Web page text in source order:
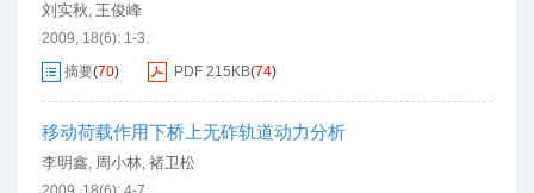
刘实秋, 王俊峰
2009, 18(6): 1-3.
摘要(70) PDF 215KB(74)
移动荷载作用下桥上无砟轨道动力分析
李明鑫, 周小林, 褚卫松